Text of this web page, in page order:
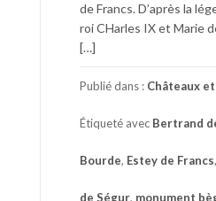
de Francs. D’après la
roi CHarles IX et Marie
[…]
Publié dans : Châteaux
Étiqueté avec Bertrand
Bourde, Estey de Francs,
de Ségur, monument